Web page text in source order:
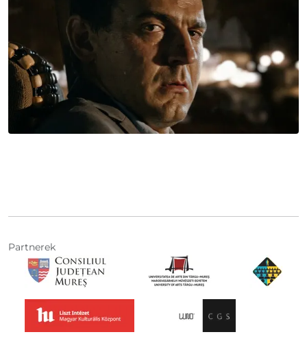
Partnerek